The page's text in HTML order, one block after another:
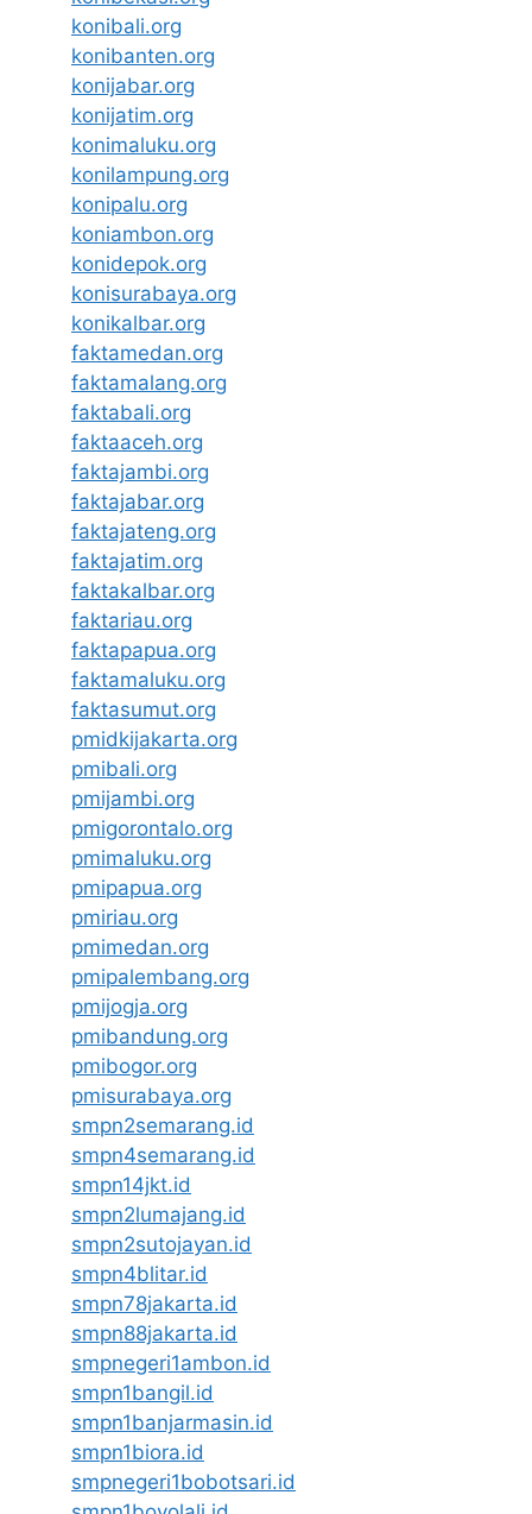
konibali.org
konibanten.org
konijabar.org
konijatim.org
konimaluku.org
konilampung.org
konipalu.org
koniambon.org
konidepok.org
konisurabaya.org
konikalbar.org
faktamedan.org
faktamalang.org
faktabali.org
faktaaceh.org
faktajambi.org
faktajabar.org
faktajateng.org
faktajatim.org
faktakalbar.org
faktariau.org
faktapapua.org
faktamaluku.org
faktasumut.org
pmidkijakarta.org
pmibali.org
pmijambi.org
pmigorontalo.org
pmimaluku.org
pmipapua.org
pmiriau.org
pmimedan.org
pmipalembang.org
pmijogja.org
pmibandung.org
pmibogor.org
pmisurabaya.org
smpn2semarang.id
smpn4semarang.id
smpn14jkt.id
smpn2lumajang.id
smpn2sutojayan.id
smpn4blitar.id
smpn78jakarta.id
smpn88jakarta.id
smpnegeri1ambon.id
smpn1bangil.id
smpn1banjarmasin.id
smpn1biora.id
smpnegeri1bobotsari.id